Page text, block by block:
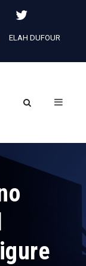
ELAH DUFOUR